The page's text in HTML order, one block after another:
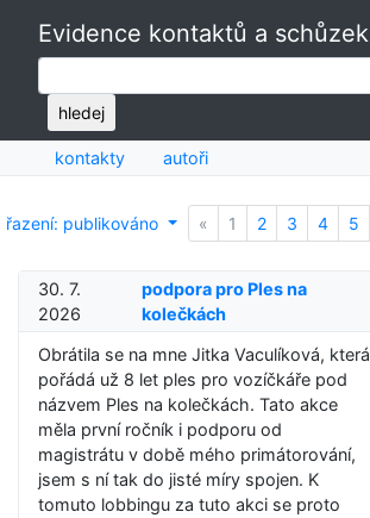
Evidence kontaktů a schůzek
hledej
kontakty autoři
řazení: publikováno « Previous
1 2 3 4 5
30. 7.
2026
podpora pro Ples na
kolečkách
Obrátila se na mne Jitka Vaculíková, která
pořádá už 8 let ples pro vozíčkáře pod
názvem Ples na kolečkách. Tato akce
měla první ročník i podporu od
magistrátu v době mého primátorování,
jsem s ní tak do jisté míry spojen. K
tomuto lobbingu za tuto akci se proto